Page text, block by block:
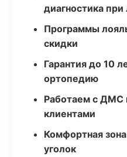
диагностика при
Программы
скидки
Гарантия до 10
ортопедию
Работаем с ДМС
клиентами
Комфортная
уголок